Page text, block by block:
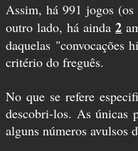
Assim, há 991 jogos
outro lado, há ainda2
daquelas "convocações
critério do freguês.
No que se refere
descobri-los. As únicas
alguns números avulsos